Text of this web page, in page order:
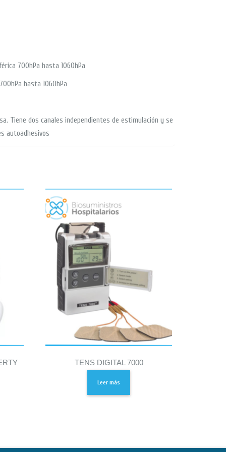
700hPa hasta 1060hPa
hasta 1060hPa
Tiene dos canales independientes de estimulación y se
autoadhesivos
TENS DIGITAL 7000
Leer más